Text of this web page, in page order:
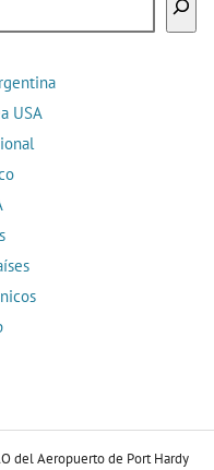
USA
del Aeropuerto de Port Hardy